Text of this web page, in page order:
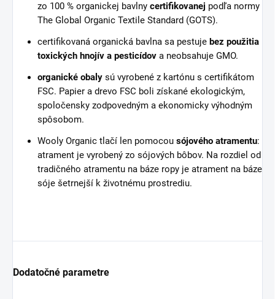
zo 100 % organickej bavlny certifikovanej podľa normy
The Global Organic Textile Standard (GOTS).
certifikovaná organická bavlna sa pestuje bez použitia
toxických hnojív a pesticídov a neobsahuje GMO.
organické obaly sú vyrobené z kartónu s certifikátom
FSC. Papier a drevo FSC boli získané ekologickým,
spoločensky zodpovedným a ekonomicky výhodným
spôsobom.
Wooly Organic tlačí len pomocou sójového atramentu:
atrament je vyrobený zo sójových bôbov. Na rozdiel od
tradičného atramentu na báze ropy je atrament na báze
sóje šetrnejší k životnému prostrediu.
Dodatočné parametre